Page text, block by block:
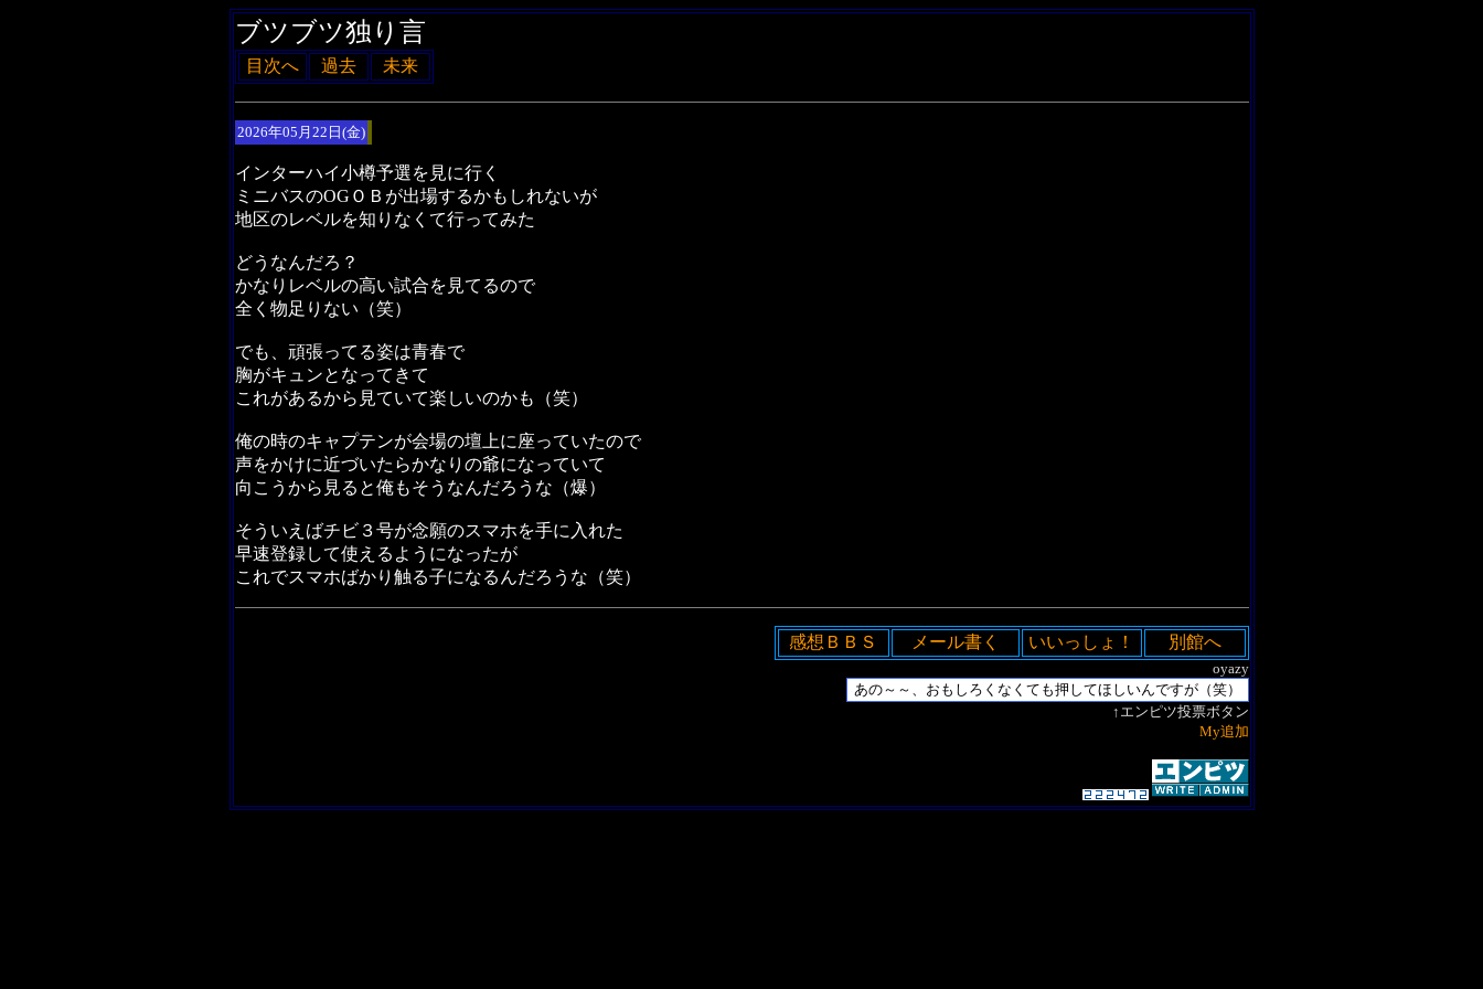
ブツブツ独り言
目次へ 過去 未来
2026年05月22日(金)
インターハイ小樽予選を見に行く
ミニバスのOGＯＢが出場するかもしれないが
地区のレベルを知りなくて行ってみた
どうなんだろ？
かなりレベルの高い試合を見てるので
全く物足りない（笑）
でも、頑張ってる姿は青春で
胸がキュンとなってきて
これがあるから見ていて楽しいのかも（笑）
俺の時のキャプテンが会場の壇上に座っていたので
声をかけに近づいたらかなりの爺になっていて
向こうから見ると俺もそうなんだろうな（爆）
そういえばチビ３号が念願のスマホを手に入れた
早速登録して使えるようになったが
これでスマホばかり触る子になるんだろうな（笑）
感想ＢＢＳ メール書く いいっしょ！ 別館へ
oyazy
↑エンピツ投票ボタン
My追加